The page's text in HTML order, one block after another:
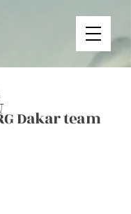
Dakar team